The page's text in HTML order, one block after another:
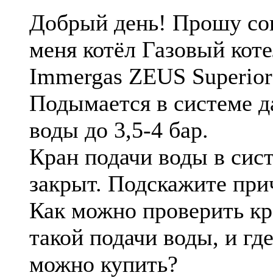
Добрый день! Прошу
меня котёл Газовый
Immergas ZEUS
Подымается в системе
воды до 3,5-4 бар.
Кран подачи воды в
закрыт. Подскажите
Как можно проверить
такой подачи воды, и
можно купить?